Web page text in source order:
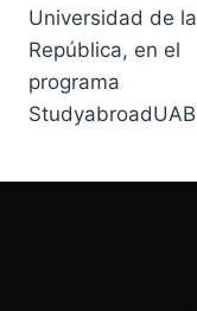
Universidad de la
República, en el
programa
StudyabroadUAB